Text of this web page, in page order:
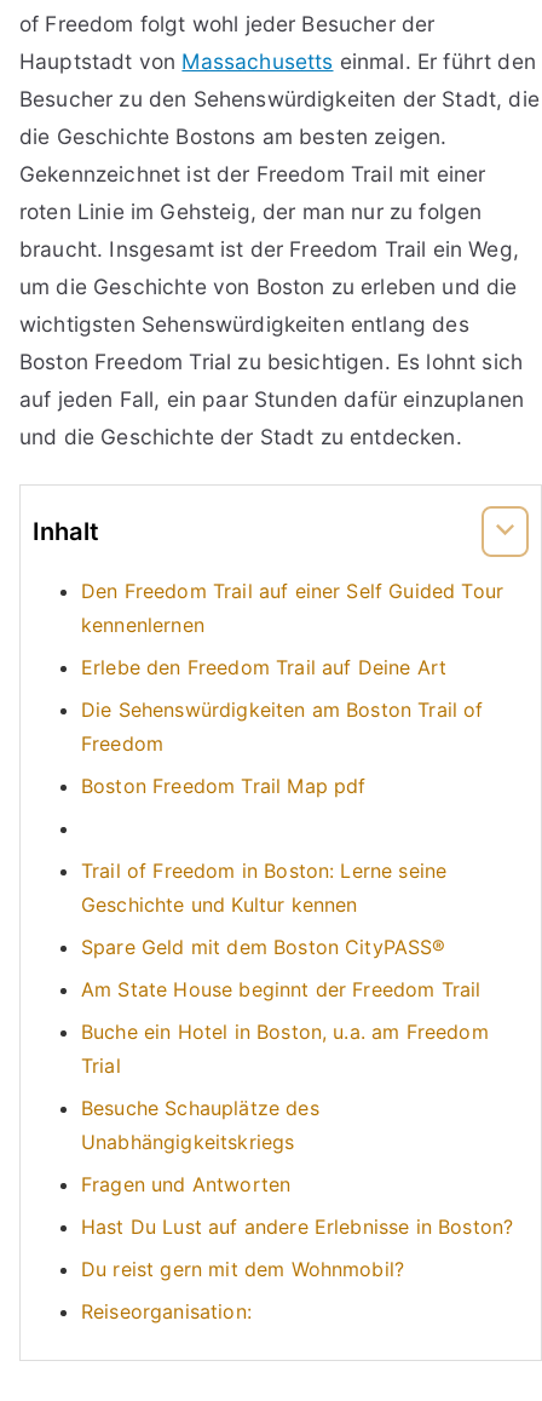
of Freedom folgt wohl jeder Besucher der
Hauptstadt von Massachusetts einmal. Er führt den
Besucher zu den Sehenswürdigkeiten der Stadt, die
die Geschichte Bostons am besten zeigen.
Gekennzeichnet ist der Freedom Trail mit einer
roten Linie im Gehsteig, der man nur zu folgen
braucht. Insgesamt ist der Freedom Trail ein Weg,
um die Geschichte von Boston zu erleben und die
wichtigsten Sehenswürdigkeiten entlang des
Boston Freedom Trial zu besichtigen. Es lohnt sich
auf jeden Fall, ein paar Stunden dafür einzuplanen
und die Geschichte der Stadt zu entdecken.
Inhalt
Den Freedom Trail auf einer Self Guided Tour
kennenlernen
Erlebe den Freedom Trail auf Deine Art
Die Sehenswürdigkeiten am Boston Trail of
Freedom
Boston Freedom Trail Map pdf
Trail of Freedom in Boston: Lerne seine
Geschichte und Kultur kennen
Spare Geld mit dem Boston CityPASS®
Am State House beginnt der Freedom Trail
Buche ein Hotel in Boston, u.a. am Freedom
Trial
Besuche Schauplätze des
Unabhängigkeitskriegs
Fragen und Antworten
Hast Du Lust auf andere Erlebnisse in Boston?
Du reist gern mit dem Wohnmobil?
Reiseorganisation: